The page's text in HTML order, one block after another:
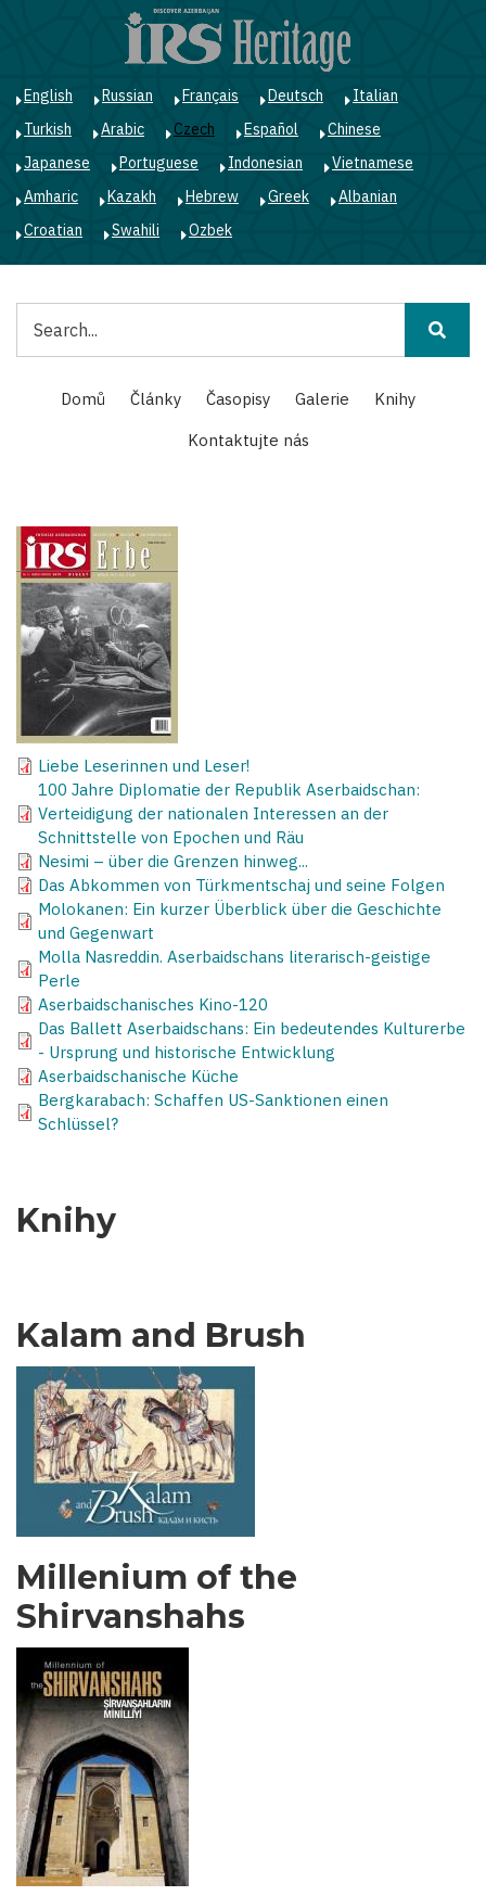
English Russian Français Deutsch
Italian
Turkish
Arabic Czech Español
Chinese
Japanese
Portuguese Indonesian
Vietnamese
Amharic
Kazakh Hebrew Greek
Albanian
Croatian
Swahili Ozbek
Main
navigation
Domů Články Časopisy Galerie
Knihy
Kontaktujte nás
Liebe Leserinnen und Leser!
100 Jahre Diplomatie der Republik Aserbaidschan:
Verteidigung der nationalen Interessen an der
Schnittstelle von Epochen und Räu
Nesimi – über die Grenzen hinweg...
Das Abkommen von Türkmentschaj und seine Folgen
Molokanen: Ein kurzer Überblick über die Geschichte
und Gegenwart
Molla Nasreddin. Aserbaidschans literarisch-geistige
Perle
Aserbaidschanisches Kino-120
Das Ballett Aserbaidschans: Ein bedeutendes Kulturerbe
- Ursprung und historische Entwicklung
Aserbaidschanische Küche
Bergkarabach: Schaffen US-Sanktionen einen
Schlüssel?
Knihy
Kalam and Brush
Millenium of the
Shirvanshahs